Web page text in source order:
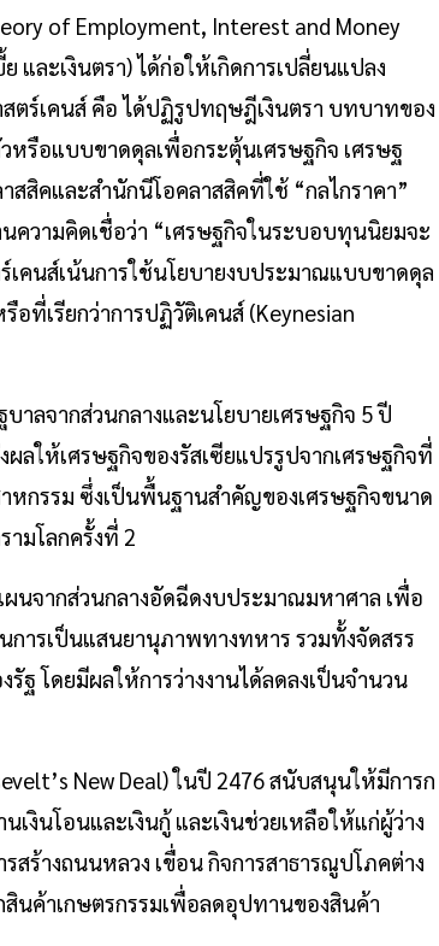
of Employment, Interest and Money
และเงินตรา) ได้ก่อให้เกิดการเปลี่ยนแปลง
ตร์เคนส์ คือ ได้ปฏิรูปทฤษฎีเงินตรา บทบาทของ
หรือแบบขาดดุลเพื่อกระตุ้นเศรษฐกิจ เศรษฐ
สิคและสำนักนีโอคลาสสิคที่ใช้ “กลไกราคา”
ความคิดเชื่อว่า “เศรษฐกิจในระบอบทุนนิยมจะ
เคนส์เน้นการใช้นโยบายงบประมาณแบบขาดดุล
อที่เรียกว่าการปฏิวัติเคนส์ (Keynesian
าลจากส่วนกลางและนโยบายเศรษฐกิจ 5 ปี
ผลให้เศรษฐกิจของรัสเซียแปรรูปจากเศรษฐกิจที่
หกรรม ซึ่งเป็นพื้นฐานสำคัญของเศรษฐกิจขนาด
ามโลกครั้งที่ 2
ผนจากส่วนกลางอัดฉีดงบประมาณมหาศาล เพื่อ
ารเป็นแสนยานุภาพทางทหาร รวมทั้งจัดสรร
ฐ โดยมีผลให้การว่างงานได้ลดลงเป็นจำนวน
New Deal) ในปี 2476 สนับสนุนให้มีการก
งินโอนและเงินกู้ และเงินช่วยเหลือให้แก่ผู้ว่าง
สร้างถนนหลวง เขื่อน กิจการสาธารณูปโภคต่าง
นค้าเกษตรกรรมเพื่อลดอุปทานของสินค้า